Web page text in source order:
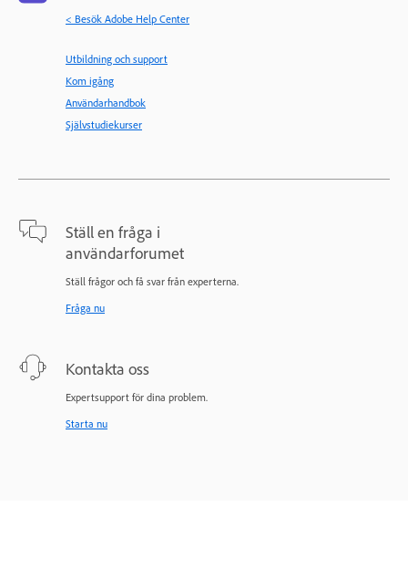
< Besök Adobe Help Center
Utbildning och support
Kom igång
Användarhandbok
Självstudiekurser
Ställ en fråga i
användarforumet
Ställ frågor och få svar från experterna.
Fråga nu
Kontakta oss
Expertsupport för dina problem.
Starta nu